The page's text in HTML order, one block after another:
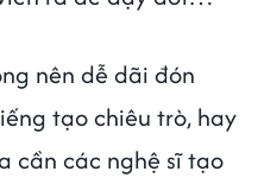
nên dễ dãi đón
tạo chiêu trò, hay
cần các nghệ sĩ tạo